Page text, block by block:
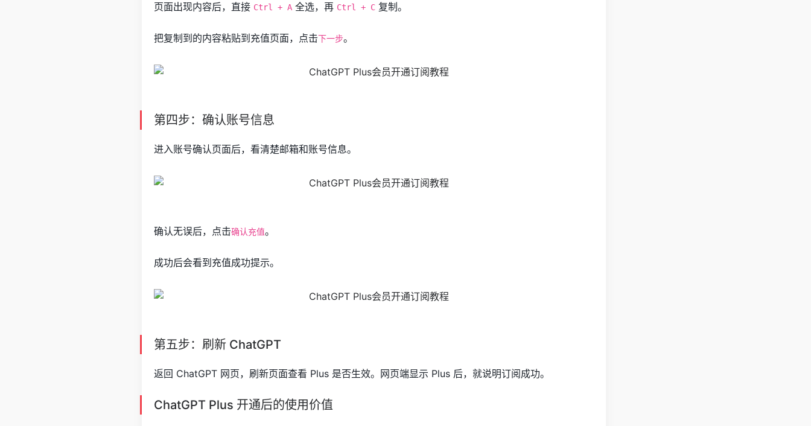
页面出现内容后，直接 Ctrl + A 全选，再 Ctrl + C 复制。
把复制到的内容粘贴到充值页面，点击下一步。
第四步：确认账号信息
进入账号确认页面后，看清楚邮箱和账号信息。
确认无误后，点击确认充值。
成功后会看到充值成功提示。
第五步：刷新 ChatGPT
返回 ChatGPT 网页，刷新页面查看 Plus 是否生效。网页端显示 Plus 后，就说明订阅成功。
ChatGPT Plus 开通后的使用价值